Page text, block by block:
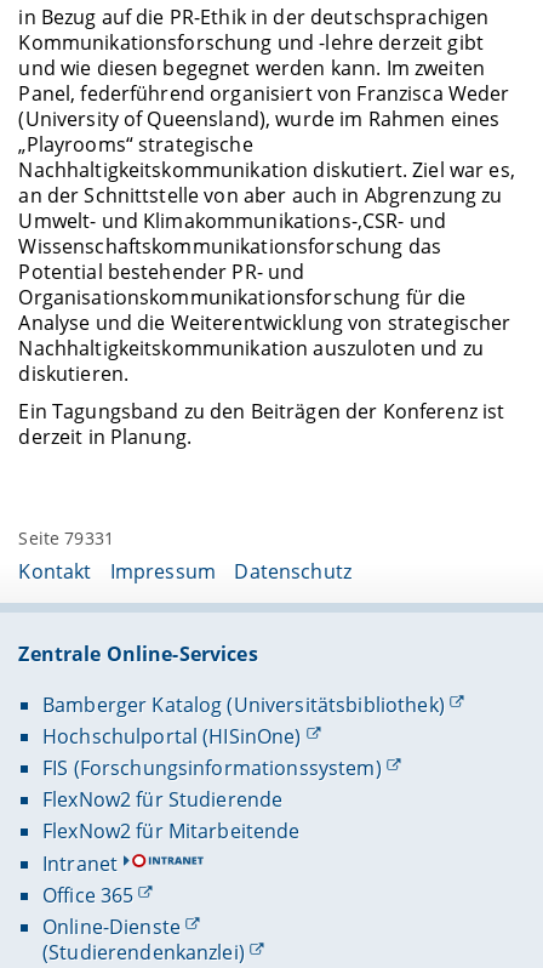
in Bezug auf die PR-Ethik in der deutschsprachigen
Kommunikationsforschung und -lehre derzeit gibt
und wie diesen begegnet werden kann. Im zweiten
Panel, federführend organisiert von Franzisca Weder
(University of Queensland), wurde im Rahmen eines
„Playrooms“ strategische
Nachhaltigkeitskommunikation diskutiert. Ziel war es,
an der Schnittstelle von aber auch in Abgrenzung zu
Umwelt- und Klimakommunikations-,CSR- und
Wissenschaftskommunikationsforschung das
Potential bestehender PR- und
Organisationskommunikationsforschung für die
Analyse und die Weiterentwicklung von strategischer
Nachhaltigkeitskommunikation auszuloten und zu
diskutieren.
Ein Tagungsband zu den Beiträgen der Konferenz ist
derzeit in Planung.
Seite 79331
Kontakt Impressum Datenschutz
Zentrale Online-Services
Bamberger Katalog (Universitätsbibliothek)
Hochschulportal (HISinOne)
FIS (Forschungsinformationssystem)
FlexNow2 für Studierende
FlexNow2 für Mitarbeitende
Intranet
Office 365
Online-Dienste
(Studierendenkanzlei)